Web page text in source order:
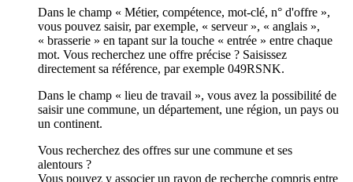
Dans le champ « Métier, compétence, mot-clé, n° d'offre »,
vous pouvez saisir, par exemple, « serveur », « anglais »,
« brasserie » en tapant sur la touche « entrée » entre chaque
mot. Vous recherchez une offre précise ? Saisissez
directement sa référence, par exemple 049RSNK.
Dans le champ « lieu de travail », vous avez la possibilité de
saisir une commune, un département, une région, un pays ou
un continent.
Vous recherchez des offres sur une commune et ses
alentours ?
Vous pouvez y associer un rayon de recherche compris entre